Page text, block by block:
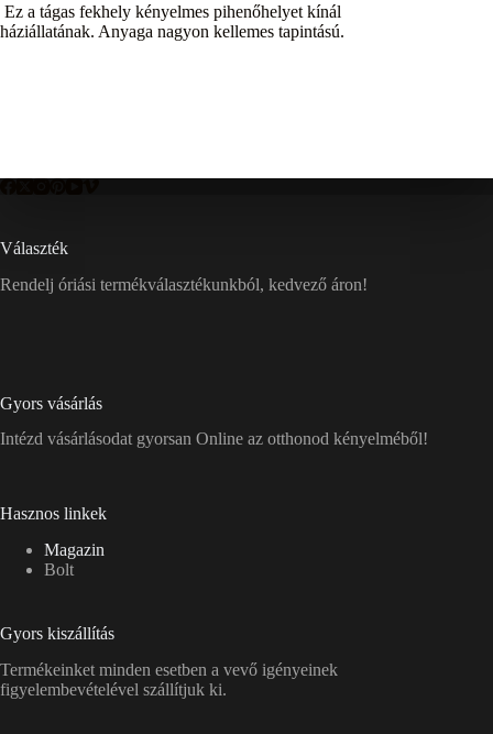
Ez a tágas fekhely kényelmes pihenőhelyet kínál
háziállatának. Anyaga nagyon kellemes tapintású.
Választék
Rendelj óriási termékválasztékunkból, kedvező áron!
Gyors vásárlás
Intézd vásárlásodat gyorsan Online az otthonod kényelméből!
Hasznos linkek
Magazin
Bolt
Gyors kiszállítás
Termékeinket minden esetben a vevő igényeinek
figyelembevételével szállítjuk ki.